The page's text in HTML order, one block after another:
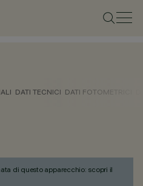
DATI TECNICI DATI FOTOMETRICI
di questo apparecchio: scopri il